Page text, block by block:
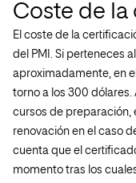
Coste de
El coste de la
del PMI. Si perteneces
aproximadamente, en
torno a los 300 dólares.
cursos de preparación,
renovación en el caso
cuenta que el
momento tras los